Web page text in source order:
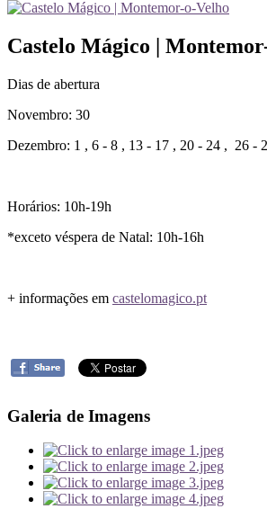
Castelo Mágico |
Dias de abertura
Novembro: 30
Dezembro: 1 , 6 - 8 , 13 - 17 , 20 - 24 , 26 -
Horários: 10h-19h
*exceto véspera de Natal: 10h-16h
+ informações em castelomagico.pt
Galeria de Imagens